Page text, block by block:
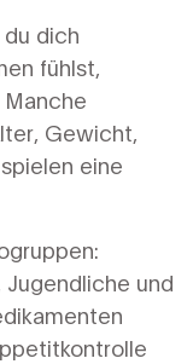
dich
fühlst,
Gewicht,
eine
und